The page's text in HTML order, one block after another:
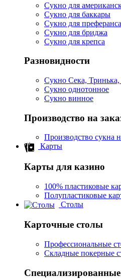
Сукно для
Сукно для баккары
Сукно для преферанса
Сукно для бриджа
Сукно для крепса
Разновидности
Сукно Сека, Тринька,
Сукно однотонное
Сукно винное
Производство на
Производство сукна
Карты
Карты для казино
100% пластиковые
Полупластиковые
Столы
Карточные столы
Профессиональные
Складные покерные